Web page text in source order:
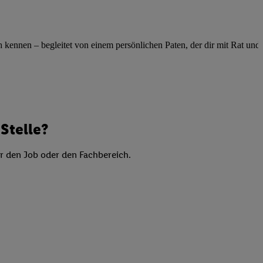
– begleitet von einem persönlichen Paten, der dir mit Rat und
Job oder den Fachbereich.
Bereitstellung und
Analyse
von Profilen